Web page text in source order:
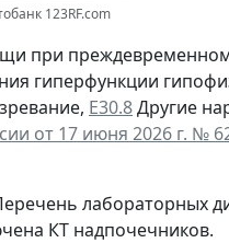
123RF.com
при
гиперфункции
Е30.8Другие
от 17 июня 2026 г. №
лабораторных
КТ надпочечников.